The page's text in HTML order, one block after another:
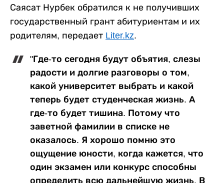
Саясат Нурбек обратился к не получивших
государственный грант абитуриентам и их
родителям, передает Liter.kz.
"Где-то сегодня будут объятия, слезы
радости и долгие разговоры о том,
какой университет выбрать и какой
теперь будет студенческая жизнь. А
где-то будет тишина. Потому что
заветной фамилии в списке не
оказалось. Я хорошо помню это
ощущение юности, когда кажется, что
один экзамен или конкурс способны
определить всю дальнейшую жизнь. В